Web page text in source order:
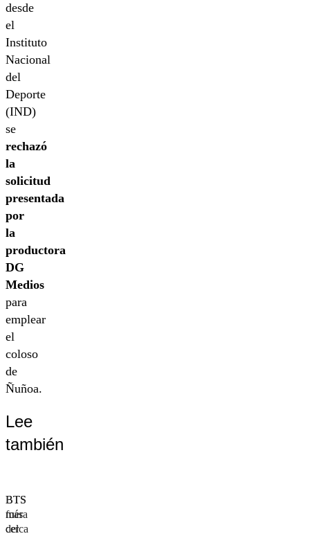
desde
el
Instituto
Nacional
del
Deporte
(IND)
se
rechazó
la
solicitud
presentada
por
la
productora
DG
Medios
para
emplear
el
coloso
de
Ñuñoa.
Lee
también
BTS
más
cerca
BTS
fuera
del